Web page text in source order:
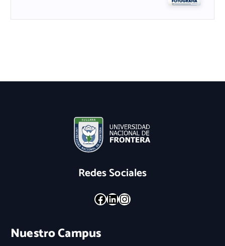
Redes Sociales
Facebook LinkedIn Instagram
Nuestro Campus